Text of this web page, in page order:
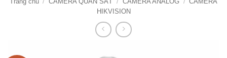
HIKVISION